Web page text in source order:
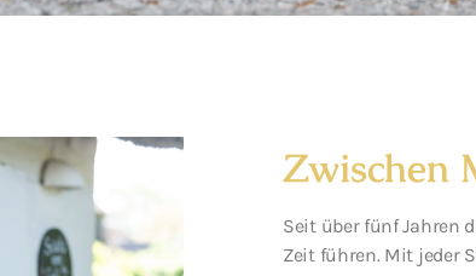
Zwischen
Seit über fünf Jahren
Zeit führen. Mit jeder